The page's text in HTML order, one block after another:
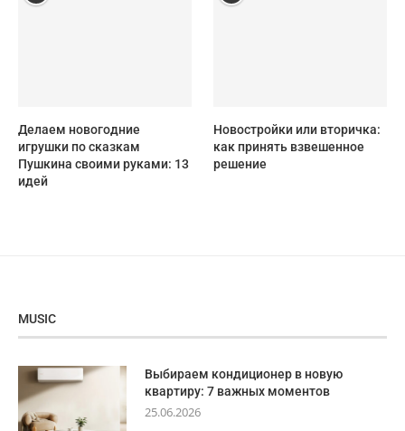
Делаем новогодние
игрушки по сказкам
Пушкина своими руками: 13
идей
Новостройки или вторичка:
как принять взвешенное
решение
MUSIC
Выбираем кондиционер в новую
квартиру: 7 важных моментов
25.06.2026